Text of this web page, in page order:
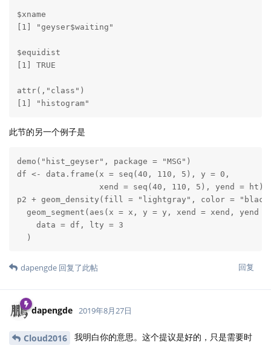
$xname
[1] "geyser$waiting"
$equidist
[1] TRUE
attr(,"class")
[1] "histogram"
此节的另一个例子是
demo("hist_geyser", package = "MSG")
df <- data.frame(x = seq(40, 110, 5), y = 0,
                 xend = seq(40, 110, 5), yend = ht)
p2 + geom_density(fill = "lightgray", color =
geom_segment(aes(x = x, y = y, xend = xend, yend =
    data = df, lty = 3
  )
回复
dapengde 回复了此帖
dapengde 2019年8月27日
Cloud2016
我明白你的意思。这个提议是好的，只是需要时